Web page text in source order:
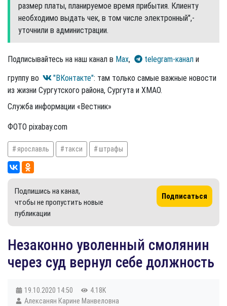
размер платы, планируемое время прибытия. Клиенту
необходимо выдать чек, в том числе электронный",-
уточнили в администрации.
Подписывайтесь на наш канал в Max, telegram-канал и
группу во
"ВКонтакте": там только самые важные новости
из жизни Сургутского района, Сургута и ХМАО.
Служба информации «Вестник»
ФОТО pixabay.com
ярославль такси штрафы
Подпишись на канал,
чтобы не пропустить новые
публикации
Подписаться
Незаконно уволенный смолянин
через суд вернул себе должность
19.10.2020 14:50
4.18K
Алексанян Карине Манвеловна